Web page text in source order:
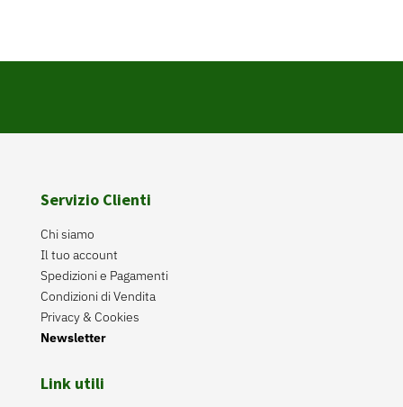
Servizio Clienti
Chi siamo
Il tuo account
Spedizioni e Pagamenti
Condizioni di Vendita
Privacy & Cookies
Newsletter
Link utili